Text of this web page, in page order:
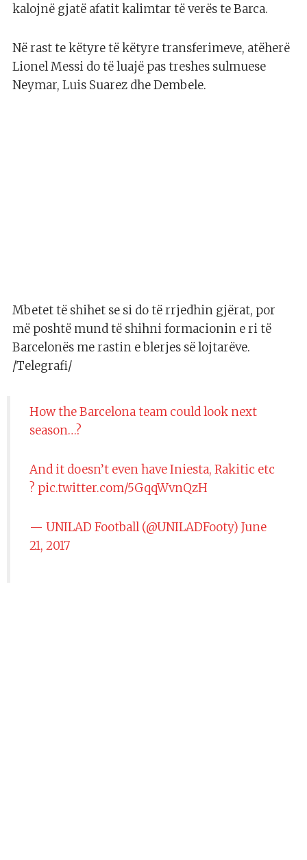
kalojnë gjatë afatit kalimtar të verës te Barca.
Në rast te këtyre të këtyre transferimeve, atëherë
Lionel Messi do të luajë pas treshes sulmuese
Neymar, Luis Suarez dhe Dembele.
Mbetet të shihet se si do të rrjedhin gjërat, por
më poshtë mund të shihni formacionin e ri të
Barcelonës me rastin e blerjes së lojtarëve.
/Telegrafi/
How the Barcelona team could look next
season…?
And it doesn’t even have Iniesta, Rakitic etc
? pic.twitter.com/5GqqWvnQzH
— UNILAD Football (@UNILADFooty) June
21, 2017